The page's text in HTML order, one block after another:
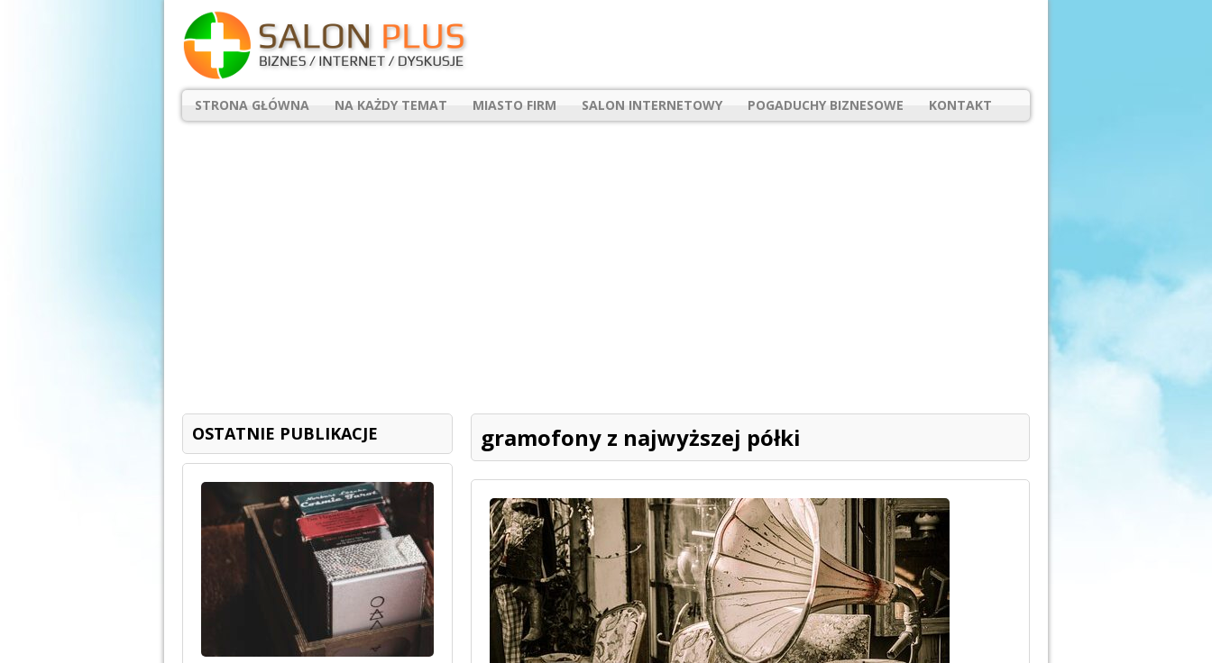
STRONA GŁÓWNA NA KAŻDY TEMAT MIASTO FIRM SALON INTERNETOWY POGADUCHY BIZNESOWE KONTAKT
gramofony z najwyższej półki
OSTATNIE PUBLIKACJE